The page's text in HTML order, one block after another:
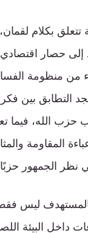
بكلام
إلى حصار
منظومة الفساد،
التطابق بين
الله، فيما
المقاومة
نظر الجمهور
ليس فقط
داخل البيئة